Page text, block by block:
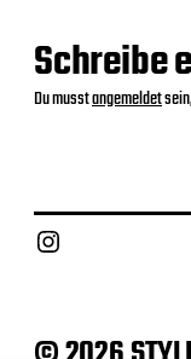
Schreibe
Du musstangemeldet
Instagram